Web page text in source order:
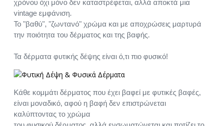
χρόνου όχι μόνο δεν καταστρέφεται, αλλά αποκτά μια
vintage εμφάνιση.
Το "βαθύ", "ζωντανό" χρώμα και με αποχρώσεις μαρτυρά
την ποιότητα του δέρματος και της βαφής.
Τα δέρματα φυτικής δέψης είναι ό,τι πιο φυσικό!
Κάθε κομμάτι δέρματος που έχει βαφεί με φυτικές βαφές,
είναι μοναδικό, αφού η βαφή δεν επιστρώνεται
καλύπτοντας το χρώμα